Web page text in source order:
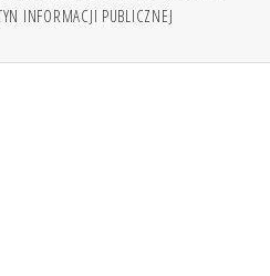
INFORMACJI PUBLICZNEJ